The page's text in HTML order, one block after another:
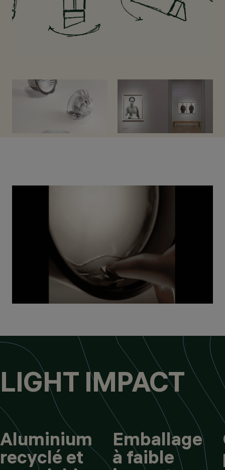
LIGHT IMPACT
Aluminium
recyclé et
Emballage
à faible